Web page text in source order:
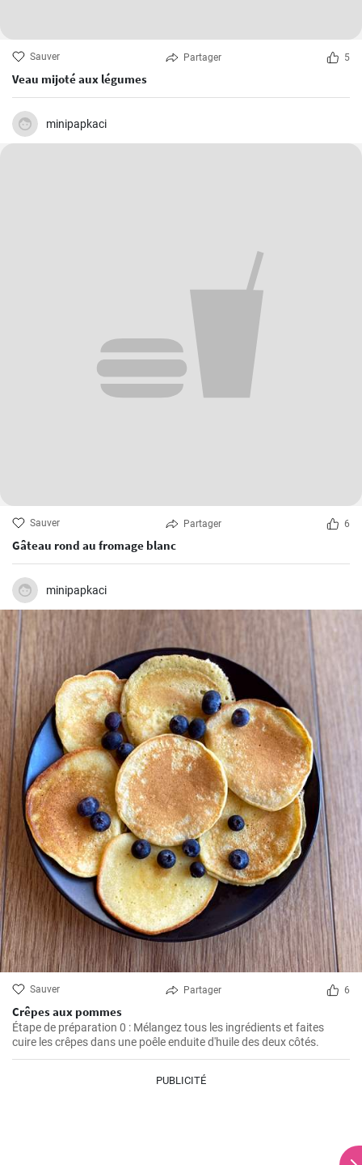
Sauver Partager 5
Veau mijoté aux légumes
minipapkaci
Sauver Partager 6
Gâteau rond au fromage blanc
minipapkaci
Sauver Partager 6
Crêpes aux pommes
Étape de préparation 0 : Mélangez tous les ingrédients et faites
cuire les crêpes dans une poêle enduite d'huile des deux côtés.
PUBLICITÉ